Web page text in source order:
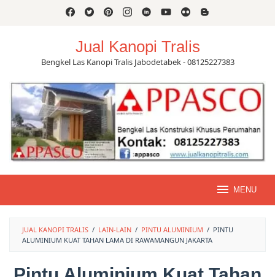
Jual Kanopi Tralis
Bengkel Las Kanopi Tralis Jabodetabek - 08125227383
MENU
JUAL KANOPI TRALIS / LAIN-LAIN / PINTU ALUMINIUM / PINTU
ALUMINIUM KUAT TAHAN LAMA DI RAWAMANGUN JAKARTA